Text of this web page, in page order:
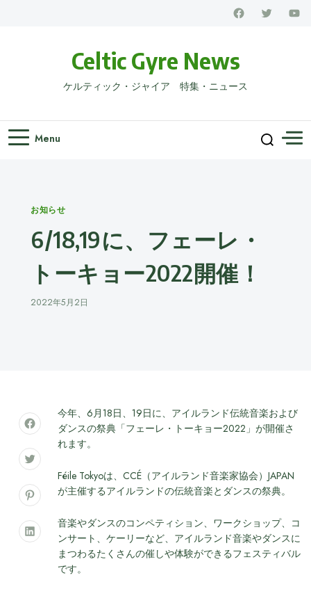
Celtic Gyre News
ケルティック・ジャイア 特集・ニュース
Menu
Categories
お知らせ
6/18,19に、フェーレ・
トーキョー2022開催！
2022年5月2日
今年、6月18日、19日に、アイルランド伝統音楽および
ダンスの祭典「フェーレ・トーキョー2022」が開催さ
れます。
Féile Tokyoは、CCÉ（アイルランド音楽家協会）JAPAN
が主催するアイルランドの伝統音楽とダンスの祭典。
音楽やダンスのコンペティション、ワークショップ、コ
ンサート、ケーリーなど、アイルランド音楽やダンスに
まつわるたくさんの催しや体験ができるフェスティバル
です。